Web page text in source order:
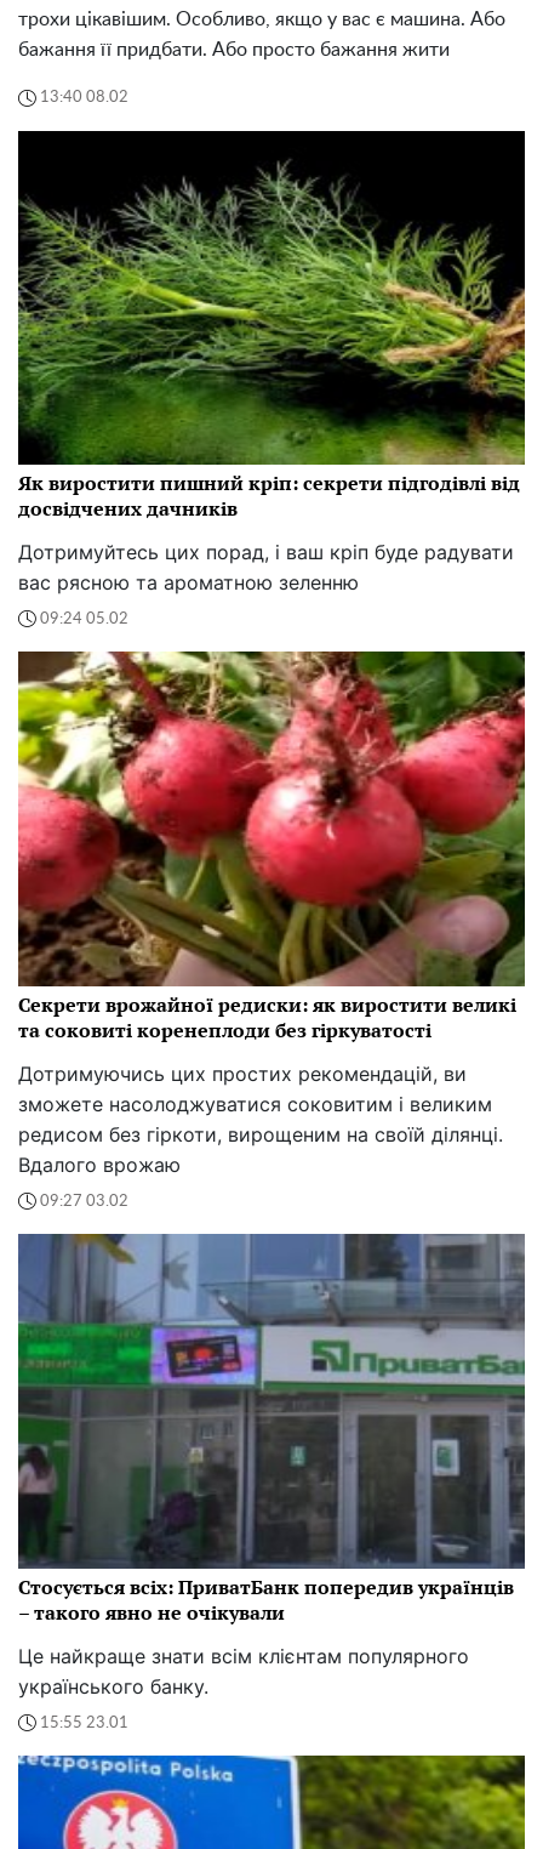
трохи цікавішим. Особливо, якщо у вас є машина. Або
бажання її придбати. Або просто бажання жити
13:40 08.02
Як виростити пишний кріп: секрети підгодівлі від
досвідчених дачників
Дотримуйтесь цих порад, і ваш кріп буде радувати
вас рясною та ароматною зеленню
09:24 05.02
Секрети врожайної редиски: як виростити великі
та соковиті коренеплоди без гіркуватості
Дотримуючись цих простих рекомендацій, ви
зможете насолоджуватися соковитим і великим
редисом без гіркоти, вирощеним на своїй ділянці.
Вдалого врожаю
09:27 03.02
Стосується всіх: ПриватБанк попередив українців
– такого явно не очікували
Це найкраще знати всім клієнтам популярного
українського банку.
15:55 23.01